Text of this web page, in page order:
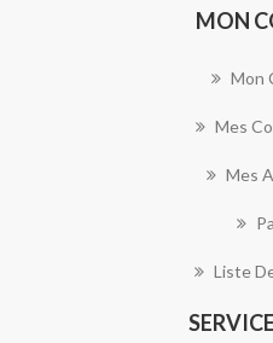
MON
Mon
Mes
Mes
Liste